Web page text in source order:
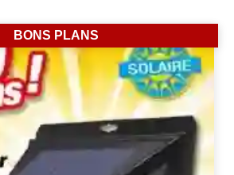
BONS PLANS